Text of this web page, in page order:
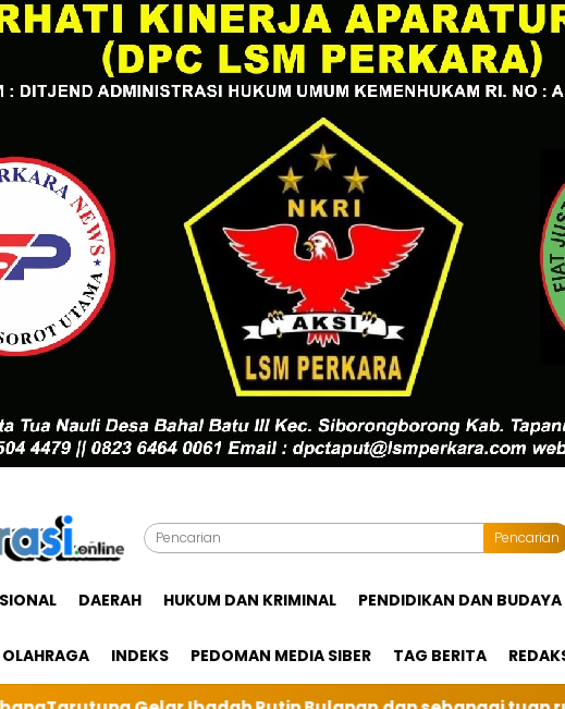
Pencarian
DAERAH HUKUM DAN KRIMINAL PENDIDIKAN DAN BUDAYA
OLAHRAGA INDEKS PEDOMAN MEDIA SIBER TAG BERITA